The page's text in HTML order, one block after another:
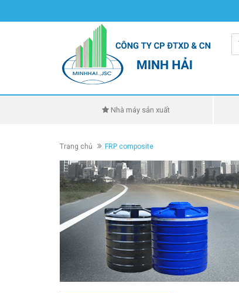
Nhà máy sản xuất
Trang chủ FRP composite